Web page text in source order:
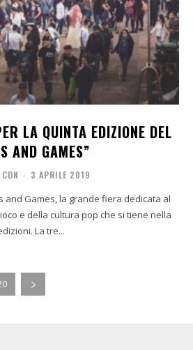
LA QUINTA EDIZIONE DEL
AND GAMES”
- 3 APRILE 2019
and Games, la grande fiera dedicata al
e della cultura pop che si tiene nella
La tre...